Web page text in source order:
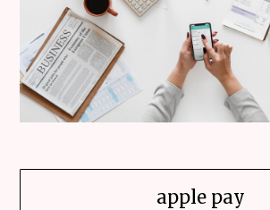
apple pay